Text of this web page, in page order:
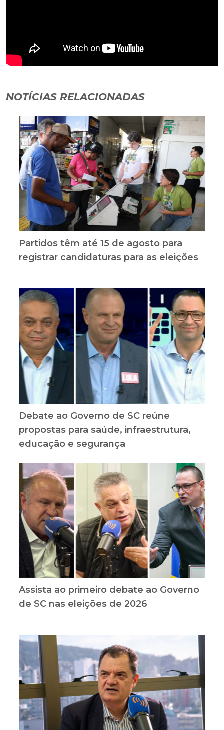
NOTÍCIAS RELACIONADAS
Partidos têm até 15 de agosto para
registrar candidaturas para as eleições
Debate ao Governo de SC reúne
propostas para saúde, infraestrutura,
educação e segurança
Assista ao primeiro debate ao Governo
de SC nas eleições de 2026